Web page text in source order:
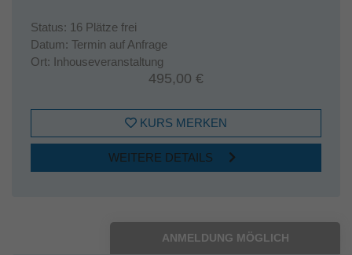
Status: 16 Plätze frei
Datum: Termin auf Anfrage
Ort: Inhouseveranstaltung
495,00 €
KURS MERKEN
WEITERE DETAILS
ANMELDUNG MÖGLICH